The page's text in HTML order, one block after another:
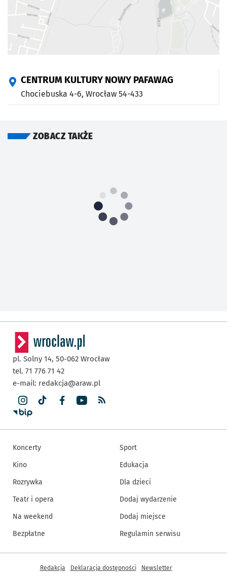
CENTRUM KULTURY NOWY PAFAWAG
Chociebuska 4-6, Wrocław 54-433
ZOBACZ TAKŻE
pl. Solny 14, 50-062 Wrocław
tel. 71 776 71 42
e-mail: redakcja@araw.pl
Koncerty
Kino
Rozrywka
Teatr i opera
Na weekend
Bezpłatne
Sport
Edukacja
Dla dzieci
Dodaj wydarzenie
Dodaj miejsce
Regulamin serwisu
Inne informacje
Redakcja Deklaracja dostępności Newsletter